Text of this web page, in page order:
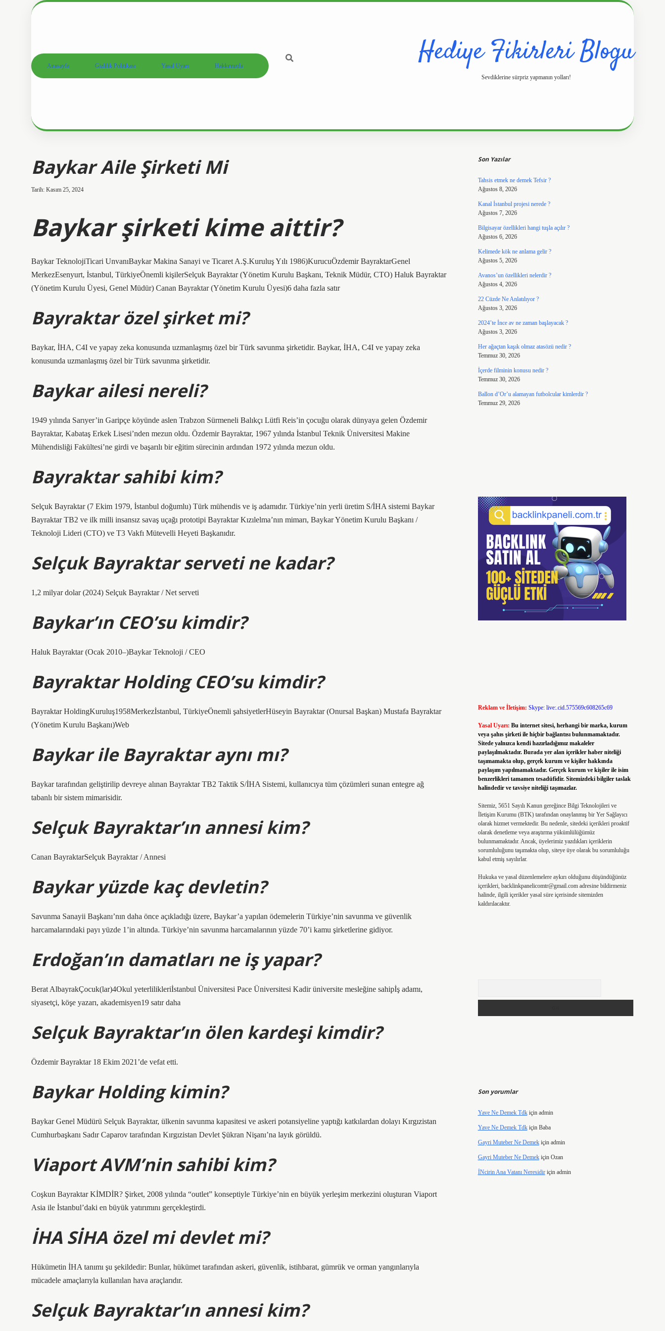
Anasayfa Gizlilik Politikası Yasal Uyarı Hakkımızda Hediye Fikirleri Blogu
Sevdiklerine sürpriz yapmanın yolları!
Baykar Aile Şirketi Mi
Tarih: Kasım 25, 2024
Baykar şirketi kime aittir?
Baykar TeknolojiTicari UnvanıBaykar Makina Sanayi ve Ticaret A.Ş.Kuruluş Yılı 1986)KurucuÖzdemir BayraktarGenel
MerkezEsenyurt, İstanbul, TürkiyeÖnemli kişilerSelçuk Bayraktar (Yönetim Kurulu Başkanı, Teknik Müdür, CTO) Haluk Bayraktar
(Yönetim Kurulu Üyesi, Genel Müdür) Canan Bayraktar (Yönetim Kurulu Üyesi)6 daha fazla satır
Bayraktar özel şirket mi?
Baykar, İHA, C4I ve yapay zeka konusunda uzmanlaşmış özel bir Türk savunma şirketidir. Baykar, İHA, C4I ve yapay zeka
konusunda uzmanlaşmış özel bir Türk savunma şirketidir.
Baykar ailesi nereli?
1949 yılında Sarıyer’in Garipçe köyünde aslen Trabzon Sürmeneli Balıkçı Lütfi Reis’in çocuğu olarak dünyaya gelen Özdemir
Bayraktar, Kabataş Erkek Lisesi’nden mezun oldu. Özdemir Bayraktar, 1967 yılında İstanbul Teknik Üniversitesi Makine
Mühendisliği Fakültesi’ne girdi ve başarılı bir eğitim sürecinin ardından 1972 yılında mezun oldu.
Bayraktar sahibi kim?
Selçuk Bayraktar (7 Ekim 1979, İstanbul doğumlu) Türk mühendis ve iş adamıdır. Türkiye’nin yerli üretim S/İHA sistemi Baykar
Bayraktar TB2 ve ilk milli insansız savaş uçağı prototipi Bayraktar Kızılelma’nın mimarı, Baykar Yönetim Kurulu Başkanı /
Teknoloji Lideri (CTO) ve T3 Vakfı Mütevelli Heyeti Başkanıdır.
Selçuk Bayraktar serveti ne kadar?
1,2 milyar dolar (2024) Selçuk Bayraktar / Net serveti
Baykar’ın CEO’su kimdir?
Haluk Bayraktar (Ocak 2010–)Baykar Teknoloji / CEO
Bayraktar Holding CEO’su kimdir?
Bayraktar HoldingKuruluş1958Merkezİstanbul, TürkiyeÖnemli şahsiyetlerHüseyin Bayraktar (Onursal Başkan) Mustafa Bayraktar
(Yönetim Kurulu Başkanı)Web
Baykar ile Bayraktar aynı mı?
Baykar tarafından geliştirilip devreye alınan Bayraktar TB2 Taktik S/İHA Sistemi, kullanıcıya tüm çözümleri sunan entegre ağ
tabanlı bir sistem mimarisidir.
Selçuk Bayraktar’ın annesi kim?
Canan BayraktarSelçuk Bayraktar / Annesi
Baykar yüzde kaç devletin?
Savunma Sanayii Başkanı’nın daha önce açıkladığı üzere, Baykar’a yapılan ödemelerin Türkiye’nin savunma ve güvenlik
harcamalarındaki payı yüzde 1’in altında. Türkiye’nin savunma harcamalarının yüzde 70’i kamu şirketlerine gidiyor.
Erdoğan’ın damatları ne iş yapar?
Berat AlbayrakÇocuk(lar)4Okul yeterlilikleriİstanbul Üniversitesi Pace Üniversitesi Kadir üniversite mesleğine sahipİş adamı,
siyasetçi, köşe yazarı, akademisyen19 satır daha
Selçuk Bayraktar’ın ölen kardeşi kimdir?
Özdemir Bayraktar 18 Ekim 2021’de vefat etti.
Baykar Holding kimin?
Baykar Genel Müdürü Selçuk Bayraktar, ülkenin savunma kapasitesi ve askeri potansiyeline yaptığı katkılardan dolayı Kırgızistan
Cumhurbaşkanı Sadır Caparov tarafından Kırgızistan Devlet Şükran Nişanı’na layık görüldü.
Viaport AVM’nin sahibi kim?
Coşkun Bayraktar KİMDİR? Şirket, 2008 yılında “outlet” konseptiyle Türkiye’nin en büyük yerleşim merkezini oluşturan Viaport
Asia ile İstanbul’daki en büyük yatırımını gerçekleştirdi.
İHA SİHA özel mi devlet mi?
Hükümetin İHA tanımı şu şekildedir: Bunlar, hükümet tarafından askeri, güvenlik, istihbarat, gümrük ve orman yangınlarıyla
mücadele amaçlarıyla kullanılan hava araçlarıdır.
Selçuk Bayraktar’ın annesi kim?
Son Yazılar
Tahsis etmek ne demek Tefsir ?
Ağustos 8, 2026
Kanal İstanbul projesi nerede ?
Ağustos 7, 2026
Bilgisayar özellikleri hangi tuşla açılır ?
Ağustos 6, 2026
Kelimede kök ne anlama gelir ?
Ağustos 5, 2026
Avanos’un özellikleri nelerdir ?
Ağustos 4, 2026
22 Cüzde Ne Anlatılıyor ?
Ağustos 3, 2026
2024’te İnce av ne zaman başlayacak ?
Ağustos 3, 2026
Her ağaçtan kaşık olmaz atasözü nedir ?
Temmuz 30, 2026
İçerde filminin konusu nedir ?
Temmuz 30, 2026
Ballon d’Or’u alamayan futbolcular kimlerdir ?
Temmuz 29, 2026
Reklam ve İletişim: Skype: live:.cid.575569c608265c69
Yasal Uyarı: Bu internet sitesi, herhangi bir marka, kurum
veya şahıs şirketi ile hiçbir bağlantısı bulunmamaktadır.
Sitede yalnızca kendi hazırladığımız makaleler
paylaşılmaktadır. Burada yer alan içerikler haber niteliği
taşımamakta olup, gerçek kurum ve kişiler hakkında
paylaşım yapılmamaktadır. Gerçek kurum ve kişiler ile isim
benzerlikleri tamamen tesadüfidir. Sitemizdeki bilgiler taslak
halindedir ve tavsiye niteliği taşımazlar.
Sitemiz, 5651 Sayılı Kanun gereğince Bilgi Teknolojileri ve
İletişim Kurumu (BTK) tarafından onaylanmış bir Yer Sağlayıcı
olarak hizmet vermektedir. Bu nedenle, sitedeki içerikleri proaktif
olarak denetleme veya araştırma yükümlülüğümüz
bulunmamaktadır. Ancak, üyelerimiz yazdıkları içeriklerin
sorumluluğunu taşımakta olup, siteye üye olarak bu sorumluluğu
kabul etmiş sayılırlar.
Hukuka ve yasal düzenlemelere aykırı olduğunu düşündüğünüz
içerikleri, backlinkpanelicomtr@gmail.comadresine bildirmeniz
halinde, ilgili içerikler yasal süre içerisinde sitemizden
kaldırılacaktır.
Son yorumlar
Yave Ne Demek Tdkiçin admin
Yave Ne Demek Tdkiçin Baba
Gayri Muteber Ne Demekiçin admin
Gayri Muteber Ne Demekiçin Ozan
İNcirin Ana Vatanı Neresidiriçin admin